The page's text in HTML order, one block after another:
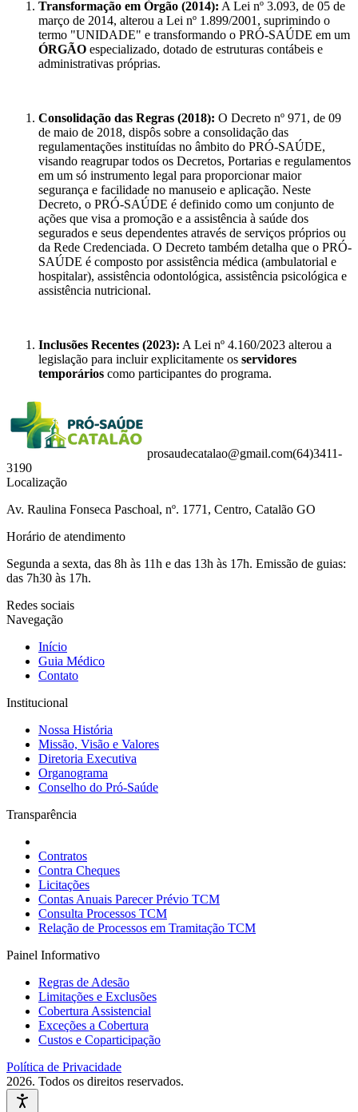
Transformação em Órgão (2014): A Lei nº 3.093, de 05 de
março de 2014, alterou a Lei nº 1.899/2001, suprimindo o
termo "UNIDADE" e transformando o PRÓ-SAÚDE em um
ÓRGÃO especializado, dotado de estruturas contábeis e
administrativas próprias.
Consolidação das Regras (2018): O Decreto nº 971, de 09
de maio de 2018, dispôs sobre a consolidação das
regulamentações instituídas no âmbito do PRÓ-SAÚDE,
visando reagrupar todos os Decretos, Portarias e regulamentos
em um só instrumento legal para proporcionar maior
segurança e facilidade no manuseio e aplicação. Neste
Decreto, o PRÓ-SAÚDE é definido como um conjunto de
ações que visa a promoção e a assistência à saúde dos
segurados e seus dependentes através de serviços próprios ou
da Rede Credenciada. O Decreto também detalha que o PRÓ-
SAÚDE é composto por assistência médica (ambulatorial e
hospitalar), assistência odontológica, assistência psicológica e
assistência nutricional.
Inclusões Recentes (2023): A Lei nº 4.160/2023 alterou a
legislação para incluir explicitamente os servidores
temporários como participantes do programa.
prosaudecatalao@gmail.com(64)3411-
3190
Localização
Av. Raulina Fonseca Paschoal, nº. 1771, Centro, Catalão GO
Horário de atendimento
Segunda a sexta, das 8h às 11h e das 13h às 17h. Emissão de guias:
das 7h30 às 17h.
Redes sociais
Navegação
Início
Guia Médico
Contato
Institucional
Nossa História
Missão, Visão e Valores
Diretoria Executiva
Organograma
Conselho do Pró-Saúde
Transparência
Contratos
Contra Cheques
Licitações
Contas Anuais Parecer Prévio TCM
Consulta Processos TCM
Relação de Processos em Tramitação TCM
Painel Informativo
Regras de Adesão
Limitações e Exclusões
Cobertura Assistencial
Exceções a Cobertura
Custos e Coparticipação
Política de Privacidade
2026. Todos os direitos reservados.